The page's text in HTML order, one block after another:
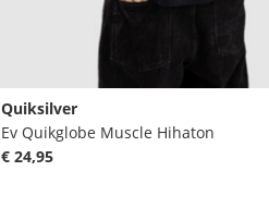
Quiksilver
Ev Quikglobe Muscle Hihaton
€ 24,95